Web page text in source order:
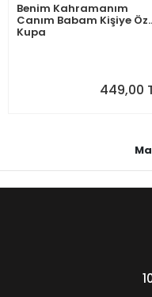
Benim Kahramanım
Canım Babam Kişiye
Kupa
449,00